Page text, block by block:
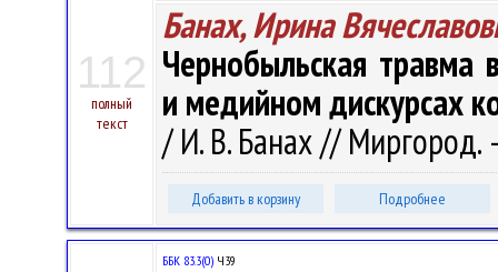
112
полный
текст
Банах, Ирина
Чернобыльская травма
и медийном дискурсах
/ И. В. Банах //
Добавить в корзину Подробнее
ББК 83.3(0) Ч39